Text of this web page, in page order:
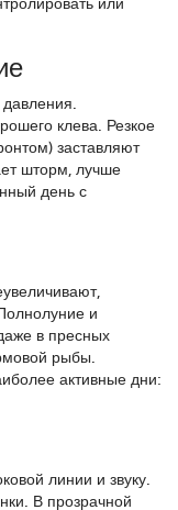
клева. Резкое
заставляют
шторм, лучше
день с
и
в пресных
рыбы.
активные дни:
линии и звуку.
В прозрачной